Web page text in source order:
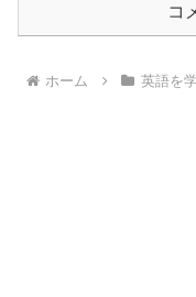
コ
ホーム 英語を